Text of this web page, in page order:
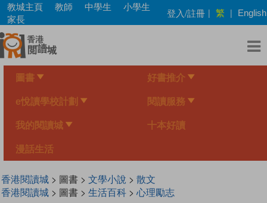
Skip
main
content
教城主頁 教師 中學生
小學生
家長
登入/註冊 | 繁 | English
圖書 好書推介
e悅讀學校計劃 閱讀服務
我的閱讀城 十本好讀
漫話生活
香港閱讀城> 圖書 > 文學小說 > 散文
香港閱讀城> 圖書 > 生活百科> 心理勵志